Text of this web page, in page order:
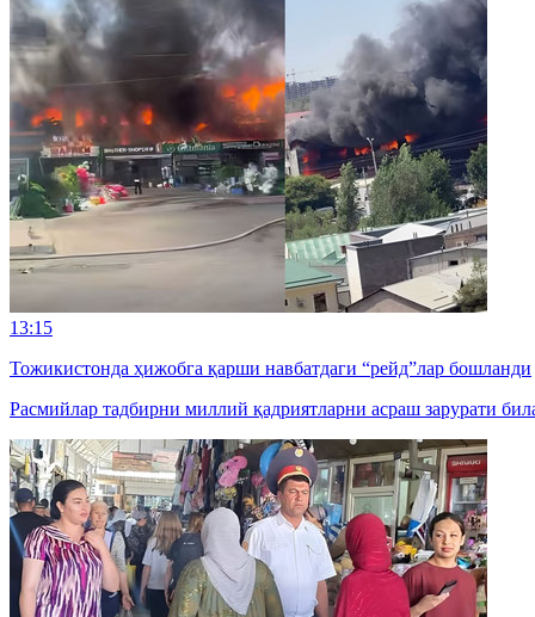
13:15
Тожикистонда ҳижобга қарши навбатдаги “рейд”лар бошланди
Расмийлар тадбирни миллий қадриятларни асраш зарурати